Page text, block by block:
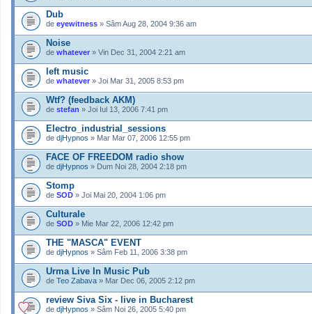
Dub
de eyewitness » Sâm Aug 28, 2004 9:36 am
Noise
de whatever » Vin Dec 31, 2004 2:21 am
left music
de whatever » Joi Mar 31, 2005 8:53 pm
Wtf? (feedback AKM)
de stefan » Joi Iul 13, 2006 7:41 pm
Electro_industrial_sessions
de djHypnos » Mar Mar 07, 2006 12:55 pm
FACE OF FREEDOM radio show
de djHypnos » Dum Noi 28, 2004 2:18 pm
Stomp
de SOD » Joi Mai 20, 2004 1:06 pm
Culturale
de SOD » Mie Mar 22, 2006 12:42 pm
THE "MASCA" EVENT
de djHypnos » Sâm Feb 11, 2006 3:38 pm
Urma Live In Music Pub
de Teo Zabava » Mar Dec 06, 2005 2:12 pm
review Siva Six - live in Bucharest
de djHypnos » Sâm Noi 26, 2005 5:40 pm